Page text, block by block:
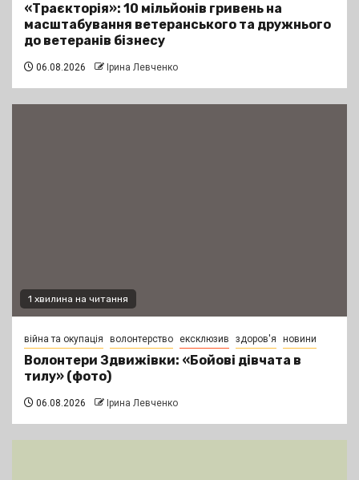
«Траєкторія»: 10 мільйонів гривень на
масштабування ветеранського та дружнього
до ветеранів бізнесу
06.08.2026 Ірина Левченко
1 хвилина на читання
війна та окупація волонтерство ексклюзив здоров'я новини
Волонтери Здвижівки: «Бойові дівчата в
тилу» (фото)
06.08.2026 Ірина Левченко